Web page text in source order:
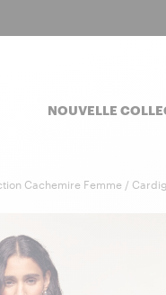
NOUVELLE
Cachemire Femme /